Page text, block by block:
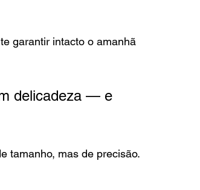
garantir intacto o amanhã
delicadeza — e
tamanho, mas de precisão.